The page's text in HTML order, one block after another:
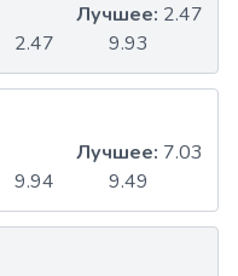
2.47 9.93
Лучшее: 2.47
9.94 9.49
Лучшее: 7.03